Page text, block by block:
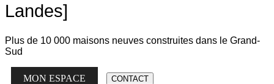
Landes]
Plus de 10 000 maisons neuves construites dans le Grand-
Sud
MON ESPACE CONTACT